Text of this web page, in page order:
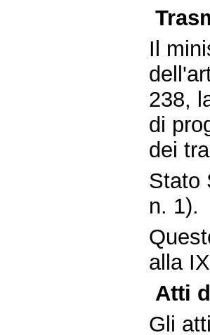
Il
238,
di
dei
Stato
n. 1).
alla
Atti
Gli